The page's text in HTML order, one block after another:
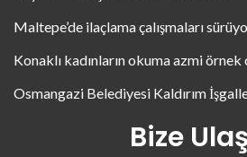
Maltepe’de ilaçlama çalışmaları
Konaklı kadınların okuma azmi örnek
Osmangazi Belediyesi Kaldırım
Bize